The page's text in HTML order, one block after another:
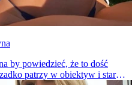
by powiedzieć, że to dość
patrzy w obiektyw i stara